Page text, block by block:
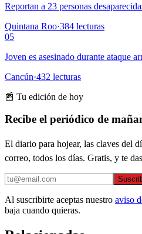
Reportan a 23 personas
Quintana Roo·384 lecturas
05
Joven es asesinado durante ataque
Cancún·432 lecturas
📰 Tu edición de hoy
Recibe el periódico de
El diario para hojear, las claves del
correo, todos los días. Gratis, y te
Al suscribirte aceptas nuestro aviso
baja cuando quieras.